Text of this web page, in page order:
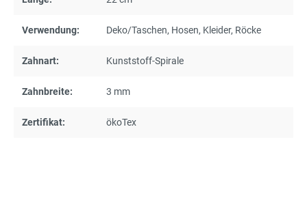
Verwendung: Deko/Taschen, Hosen, Kleider, Röcke
Zahnart: Kunststoff-Spirale
Zahnbreite: 3 mm
Zertifikat: ökoTex